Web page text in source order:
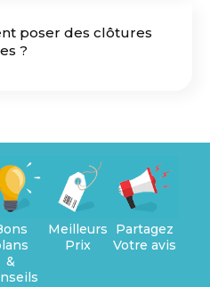
poser des clôtures
?
&
Meilleurs
Prix
Partagez
Votre avis